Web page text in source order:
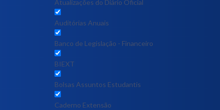
Atualizações do Diário Oficial
Auditórias Anuais
Banco de Legislação - Financeiro
BIEXT
Bolsas Assuntos Estudantis
Caderno Extensão